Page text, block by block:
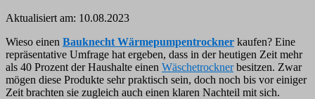
Aktualisiert am: 10.08.2023
Wieso einen Bauknecht Wärmepumpentrockner kaufen? Eine
repräsentative Umfrage hat ergeben, dass in der heutigen Zeit mehr
als 40 Prozent der Haushalte einen Wäschetrocknerbesitzen. Zwar
mögen diese Produkte sehr praktisch sein, doch noch bis vor einiger
Zeit brachten sie zugleich auch einen klaren Nachteil mit sich.